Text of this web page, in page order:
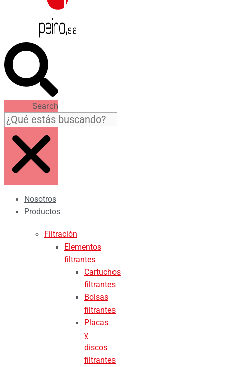
Search
Nosotros
Productos
Filtración
Elementos
filtrantes
Cartuchos
filtrantes
Bolsas
filtrantes
Placas
y
discos
filtrantes